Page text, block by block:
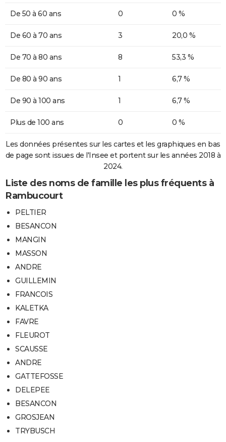
De 50 à 60 ans 0 0 %
De 60 à 70 ans 3 20,0 %
De 70 à 80 ans 8 53,3 %
De 80 à 90 ans 1 6,7 %
De 90 à 100 ans 1 6,7 %
Plus de 100 ans 0 0 %
Les données présentes sur les cartes et les graphiques en bas
de page sont issues de l'Insee et portent sur les années 2018 à
2024.
Liste des noms de famille les plus fréquents à
Rambucourt
PELTIER
BESANCON
MANGIN
MASSON
ANDRE
GUILLEMIN
FRANCOIS
KALETKA
FAVRE
FLEUROT
SCAUSSE
ANDRE
GATTEFOSSE
DELEPEE
BESANCON
GROSJEAN
TRYBUSCH